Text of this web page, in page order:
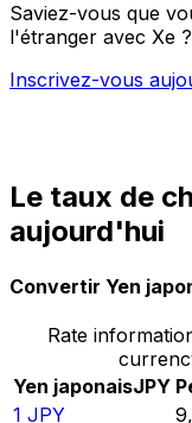
Saviez-vous que
l'étranger avec Xe ?
Inscrivez-vous
Le taux de
aujourd'hui
Convertir Yen
Rate
Yen japonaisJPY
1 JPY